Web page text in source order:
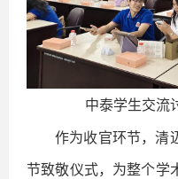
中泰学生交流
作为收官环节，清
节致敬仪式，为整个学